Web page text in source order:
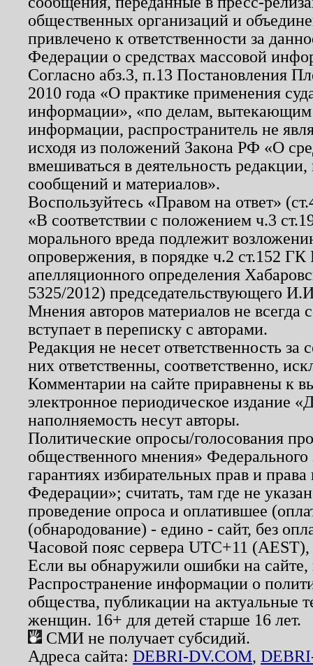
общественных организаций и
привлечено к ответственности за
Федерации о средствах массовой
Согласно абз.3, п.13 Постановления
2010 года «О практике применения
информации», «по делам, вытекающим
информации, распространитель не
исходя из положений Закона РФ «О
вмешиваться в деятельность
сообщений и материалов».
Воспользуйтесь «Правом на ответ»
«В соответствии с положением ч.3
морального вреда подлежит
опровержения, в порядке ч.2 ст.152
апелляционного определения
5325/2012) председательствующего
Мнения авторов материалов не
вступает в переписку с авторами.
Редакция не несет ответственность
них ответственны, соответственно,
Комментарии на сайте приравнены к
электронное периодическое издание
наполняемость несут авторы.
Политические опросы/голосования
общественного мнения»
гарантиях избирательных прав и
Федерации»; считать, там где не
проведение опроса и оплатившее
(обнародование) - едино - сайт, без
Часовой пояс сервера UTC+11
Если вы обнаружили ошибки на
Распространение информации о
общества, публикации на актуальные
женщин. 16+ для детей старше 16 лет.
СМИ не получает субсидий.
Адреса сайта: DEBRI-DV.COM,